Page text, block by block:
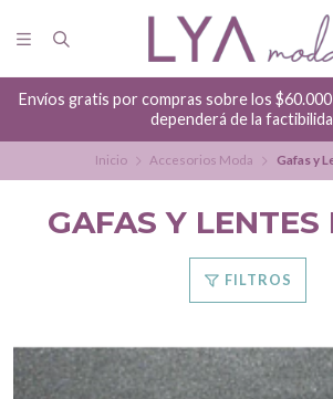
Envíos gratis por compras sobre los
dependerá de la
Inicio Accesorios Moda Gafas y
GAFAS Y LENTES
FILTROS